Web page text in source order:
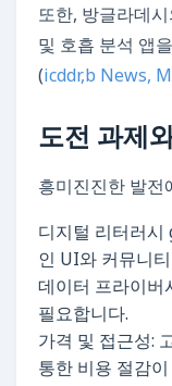
또한, 방글라데시
및 호흡 분석 앱
(icddr,b News,
도전 과제
흥미진진한 발전
디지털 리터러시
인 UI와 커뮤니
데이터 프라이버
필요합니다.
가격 및 접근성:
통한 비용 절감